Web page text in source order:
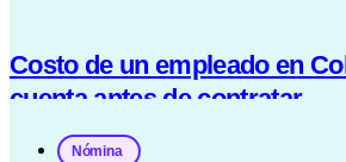
Costo de un empleado en
cuenta antes de contratar
Nómina